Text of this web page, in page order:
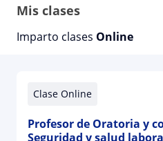
Mis clases
Imparto clases Online
Clase Online
Profesor de Oratoria y
Seguridad y salud